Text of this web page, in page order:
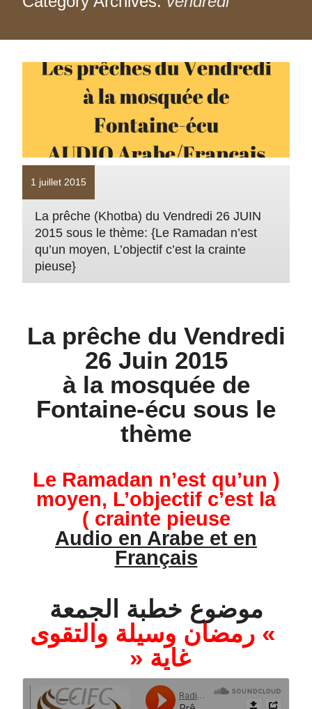
1 juillet 2015
La prêche (Khotba) du Vendredi 26 JUIN
2015 sous le thème: {Le Ramadan n’est
qu’un moyen, L’objectif c’est la crainte
pieuse}
La prêche du Vendredi
26 Juin 2015
à la mosquée de
Fontaine-écu sous le
thème
( Le Ramadan n’est qu’un
moyen, L’objectif c’est la
crainte pieuse )
Audio en Arabe et en
Français
موضوع خطبة الجمعة
» رمضان وسيلة والتقوى
غاية «